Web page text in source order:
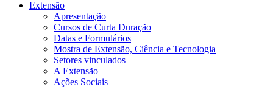
Extensão
Apresentação
Cursos de Curta Duração
Datas e Formulários
Mostra de Extensão, Ciência e Tecnologia
Setores vinculados
A Extensão
Ações Sociais